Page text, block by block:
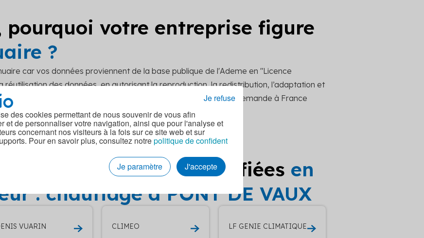
des cookies permettant de nous souvenir de vous afin
et de personnaliser votre navigation, ainsi que pour l'analyse et
concernant nos visiteurs à la fois sur ce site web et sur
Pour en savoir plus, consultez notrepolitique de confident
Je paramètre
J'accepte
Je refuse
pourquoi votre entreprise figure
?
car vos données proviennent de la base publique de l'Ademe en "Licence
des données, en autorisant la reproduction, la redistribution, l’adaptation et
à jour vos données sur notre site, merci de soumettre votre demande à France
entreprises RGE qualifiées en
: chauffage à PONT DE VAUX
VUARIN CLIMEO LF GENIE CLIMATIQUE